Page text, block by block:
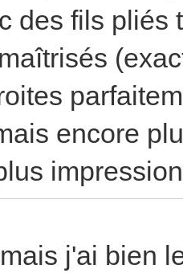
:
une
l'électricien